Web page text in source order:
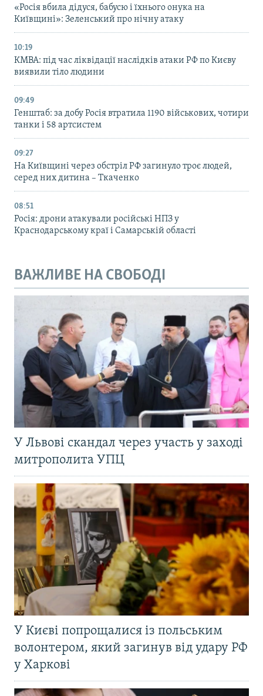
«Росія вбила дідуся, бабусю і їхнього онука на
Київщині»: Зеленський про нічну атаку
10:19
КМВА: під час ліквідації наслідків атаки РФ по Києву
виявили тіло людини
09:49
Генштаб: за добу Росія втратила 1190 військових, чотири
танки і 58 артсистем
09:27
На Київщині через обстріл РФ загинуло троє людей,
серед них дитина – Ткаченко
08:51
Росія: дрони атакували російські НПЗ у
Краснодарському краї і Самарській області
ВАЖЛИВЕ НА СВОБОДІ
У Львові скандал через участь у заході
митрополита УПЦ
У Києві попрощалися із польським
волонтером, який загинув від удару РФ
у Харкові